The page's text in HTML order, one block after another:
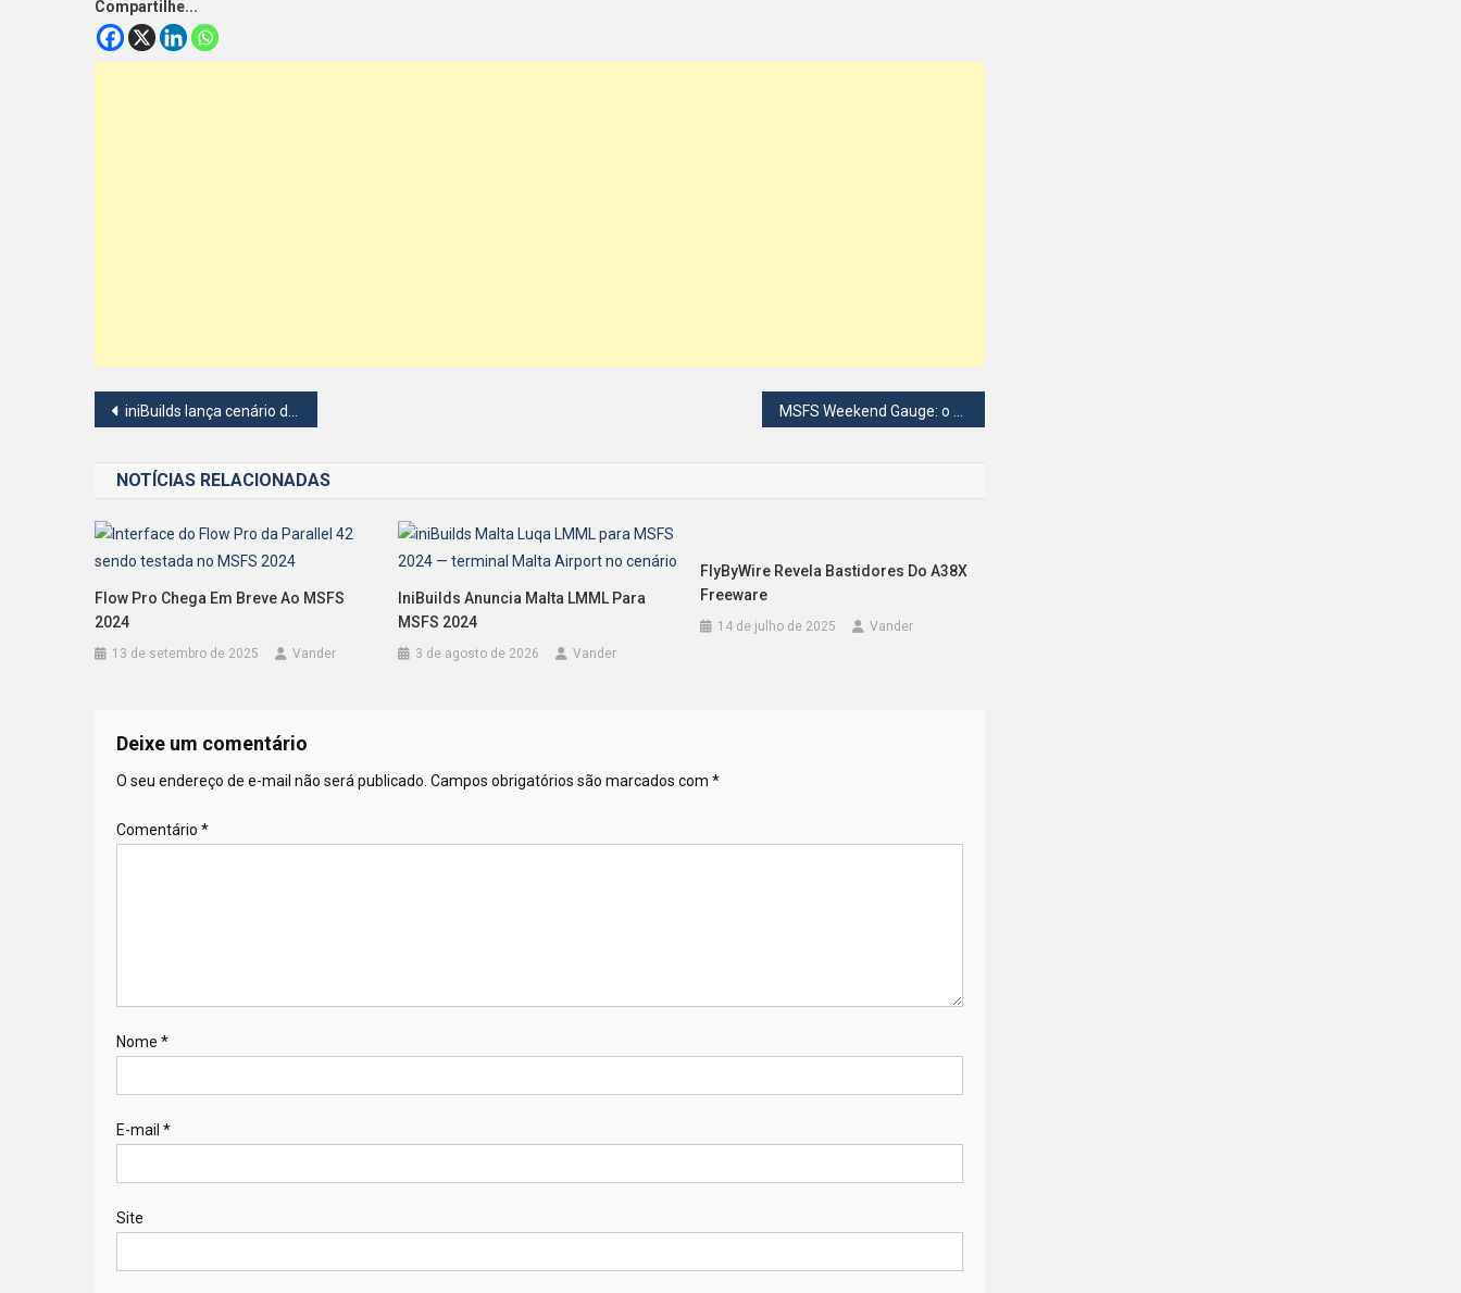
Compartilhe...
Navegação
Post
iniBuilds lança cenário de Liverpool para MSFS 2024
NOTÍCIAS RELACIONADAS
Flow Pro Chega Em Breve Ao MSFS
2024
13 de setembro de 2025 Vander
IniBuilds Anuncia Malta LMML Para
MSFS 2024
3 de agosto de 2026 Vander
FlyByWire Revela Bastidores Do A38X
Freeware
14 de julho de 2025 Vander
Deixe um comentário
O seu endereço de e-mail não será publicado. Campos obrigatórios são marcados com *
Comentário *
Nome *
E-mail *
Site